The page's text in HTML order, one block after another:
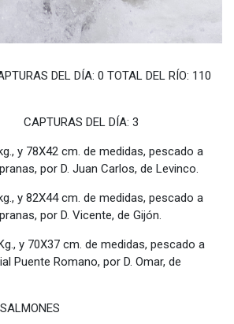
DEL DÍA: 0 TOTAL DEL RÍO: 110
CAPTURAS DEL DÍA: 3
y 78X42 cm. de medidas, pescado a
por D. Juan Carlos, de Levinco.
y 82X44 cm. de medidas, pescado a
por D. Vicente, de Gijón.
y 70X37 cm. de medidas, pescado a
Puente Romano, por D. Omar, de